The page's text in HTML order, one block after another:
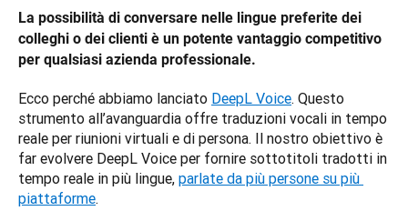
La possibilità di conversare nelle lingue preferite dei
colleghi o dei clienti è un potente vantaggio competitivo
per qualsiasi azienda professionale.
Ecco perché abbiamo lanciato DeepL Voice. Questo
strumento all’avanguardia offre traduzioni vocali in tempo
reale per riunioni virtuali e di persona. Il nostro obiettivo è
far evolvere DeepL Voice per fornire sottotitoli tradotti in
tempo reale in più lingue, parlate da più persone su più
piattaforme.